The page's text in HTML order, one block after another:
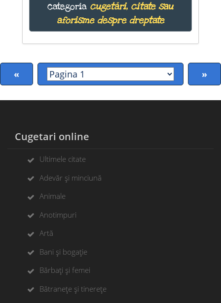
categoria cugetări, citate sau
aforisme despre dreptate
« »
Cugetari online
Ultimele citate
Adevăr și minciună
Animale
Anotimpuri
Artă
Bani și bogație
Bărbați și femei
Bătranețe și tinerețe